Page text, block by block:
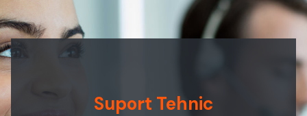
Suport Tehnic